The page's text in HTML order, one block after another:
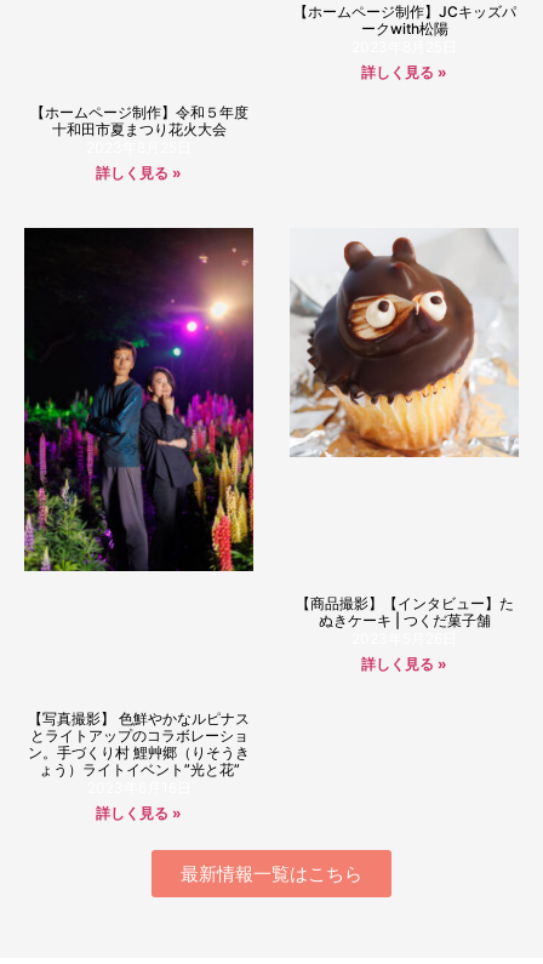
【ホームページ制作】令和５年度
十和田市夏まつり花火大会
詳しく見る »
【ホームページ制作】JCキッズパ
ークwith松陽
詳しく見る »
【写真撮影】 色鮮やかなルピナス
とライトアップのコラボレーショ
ン。手づくり村 鯉艸郷（りそうき
ょう）ライトイベント”光と花”
詳しく見る »
【商品撮影】【インタビュー】た
ぬきケーキ | つくだ菓子舗
詳しく見る »
最新情報一覧はこちら